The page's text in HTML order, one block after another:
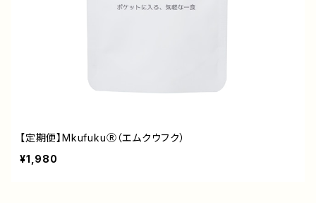
【定期便】MkufukuⓇ（エムクウフク）
¥1,980